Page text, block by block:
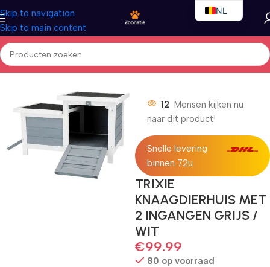
Skip to navigation
Skip to main content
Home/Kleindieren/Kleindierenkooien
12 Mensen kijken nu
naar dit product!
Snelle levering
binnen 72u
TRIXIE
KNAAGDIERHUIS MET
2 INGANGEN GRIJS /
WIT
€99.99
80 op voorraad
NL